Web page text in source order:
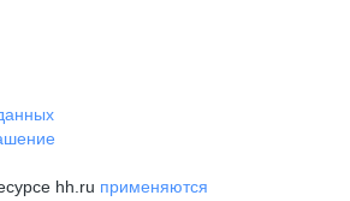
hh.ru применяются